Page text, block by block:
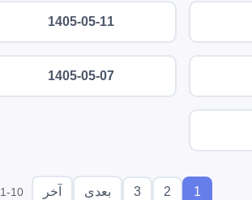
1405-05-11
1405-05-07
1
2
3 بعدی آخر 1-10 از 3425